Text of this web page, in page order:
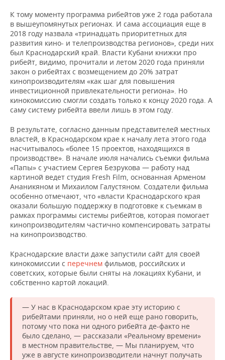
К тому моменту программа рибейтов уже 2 года работала
в вышеупомянутых регионах. И сама ассоциация еще в
2018 году назвала «тринадцать приоритетных для
развития кино- и телепроизводства регионов», среди них
был Краснодарский край. Власти Кубани книжки про
рибейт, видимо, прочитали и летом 2020 года приняли
закон о рибейтах с возмещением до 20% затрат
кинопроизводителям «как шаг для повышения
инвестиционной привлекательности региона». Но
кинокомиссию смогли создать только к концу 2020 года. А
саму систему рибейта ввели лишь в этом году.
В результате, согласно данным представителей местных
властей, в Краснодарском крае к началу лета этого года
насчитывалось «более 15 проектов, находящихся в
производстве». В начале июля начались съемки фильма
«Папы» с участием Сергея Безрукова — работу над
картиной ведет студия Fresh Film, основанная Арменом
Ананикяном и Михаилом Галустяном. Создатели фильма
особенно отмечают, что «власти Краснодарского края
оказали большую поддержку в подготовке к съемкам в
рамках программы системы рибейтов, которая помогает
кинопроизводителям частично компенсировать затраты
на кинопроизводство.
Краснодарские власти даже запустили сайт для своей
кинокомиссии с перечнем фильмов, российских и
советских, которые были сняты на локациях Кубани, и
собственно картой локаций.
— У нас в Краснодарском крае эту историю с
рибейтами приняли, но о ней еще рано говорить,
потому что пока ни одного рибейта де-факто не
было сделано, — рассказали «Реальному времени»
в местном правительстве, — Мы планируем, что
уже в августе кинопроизводители начнут получать